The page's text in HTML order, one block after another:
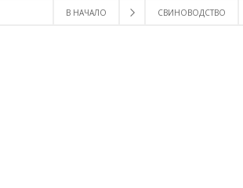
В НАЧАЛО СВИНОВОДСТВО